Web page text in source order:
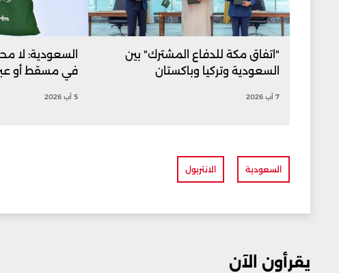
"اتفاق مكة للدفاع المشترك" بين
السعودية وتركيا وباكستان
7 آب 2026
السعودية: لا
في مسقط أو
5 آب 2026
السعودية الانتربول
يقرأون الآن